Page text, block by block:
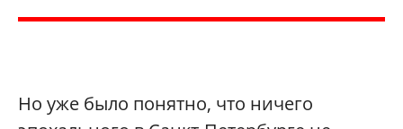
Но уже было понятно, что ничего